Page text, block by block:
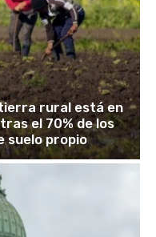
tierra rural está en
el 70% de los
suelo propio